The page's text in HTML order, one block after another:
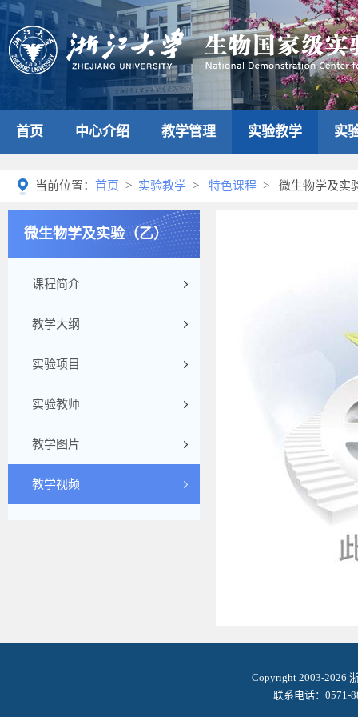
首页 中心介绍 教学管理 实验教学 实
当前位置： 首页 > 实验教学 > 特色课程 > 微生物学及实
微生物学及实验（乙）
课程简介
教学大纲
实验项目
实验教师
教学图片
教学视频
Copyright 2003-2026
联系电话：